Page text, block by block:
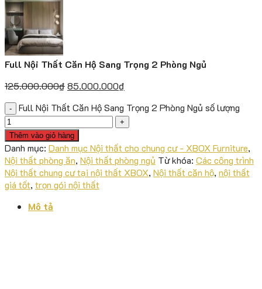
Full Nội Thất Căn Hộ Sang Trọng 2 Phòng Ngủ
125.000.000₫85.000.000₫
Full Nội Thất Căn Hộ Sang Trọng 2 Phòng Ngủ số lượng
Thêm vào giỏ hàng
Danh mục: Danh mục Nội thất cho chung cư - XBOX Furniture,
Nội thất phòng ăn, Nội thất phòng ngủ Từ khóa: Các công trình
Nội thất chung cư tại nội thất XBOX, Nội thất căn hộ, nội thất
giá tốt, trọn gói nội thất
Mô tả